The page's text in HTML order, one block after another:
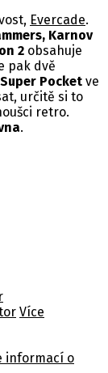
Evercade.
Karnov
2 obsahuje
pak dvě
Pocket ve
určitě si to
retro.
.
Více
informací o